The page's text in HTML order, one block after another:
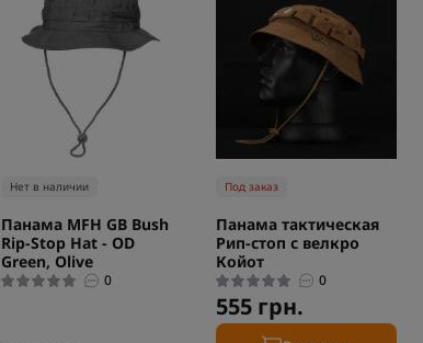
Нет в наличии
Панама MFH GB Bush
Rip-Stop Hat - OD
Green, Olive
0
Под заказ
Панама тактическая
Рип-стоп с велкро
Койот
0
555 грн.